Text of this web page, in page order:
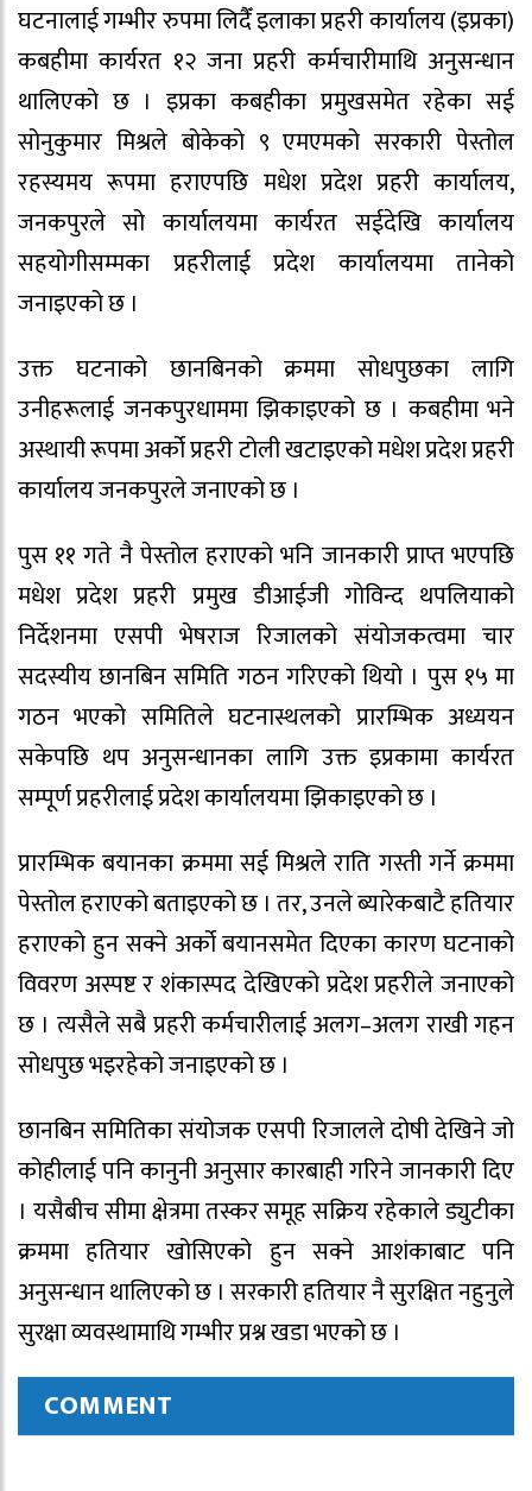
घटनालाई गम्भीर रुपमा लिदैँ इलाका प्रहरी कार्यालय (इप्रका)
कबहीमा कार्यरत १२ जना प्रहरी कर्मचारीमाथि अनुसन्धान
थालिएको छ । इप्रका कबहीका प्रमुखसमेत रहेका सई
सोनुकुमार मिश्रले बोकेको ९ एमएमको सरकारी पेस्तोल
रहस्यमय रूपमा हराएपछि मधेश प्रदेश प्रहरी कार्यालय,
जनकपुरले सो कार्यालयमा कार्यरत सईदेखि कार्यालय
सहयोगीसम्मका प्रहरीलाई प्रदेश कार्यालयमा तानेको
जनाइएको छ ।
उक्त घटनाको छानबिनको क्रममा सोधपुछका लागि
उनीहरूलाई जनकपुरधाममा झिकाइएको छ । कबहीमा भने
अस्थायी रूपमा अर्को प्रहरी टोली खटाइएको मधेश प्रदेश प्रहरी
कार्यालय जनकपुरले जनाएको छ ।
पुस ११ गते नै पेस्तोल हराएको भनि जानकारी प्राप्त भएपछि
मधेश प्रदेश प्रहरी प्रमुख डीआईजी गोविन्द थपलियाको
निर्देशनमा एसपी भेषराज रिजालको संयोजकत्वमा चार
सदस्यीय छानबिन समिति गठन गरिएको थियो । पुस १५ मा
गठन भएको समितिले घटनास्थलको प्रारम्भिक अध्ययन
सकेपछि थप अनुसन्धानका लागि उक्त इप्रकामा कार्यरत
सम्पूर्ण प्रहरीलाई प्रदेश कार्यालयमा झिकाइएको छ ।
प्रारम्भिक बयानका क्रममा सई मिश्रले राति गस्ती गर्ने क्रममा
पेस्तोल हराएको बताइएको छ । तर, उनले ब्यारेकबाटै हतियार
हराएको हुन सक्ने अर्को बयानसमेत दिएका कारण घटनाको
विवरण अस्पष्ट र शंकास्पद देखिएको प्रदेश प्रहरीले जनाएको
छ । त्यसैले सबै प्रहरी कर्मचारीलाई अलग–अलग राखी गहन
सोधपुछ भइरहेको जनाइएको छ ।
छानबिन समितिका संयोजक एसपी रिजालले दोषी देखिने जो
कोहीलाई पनि कानुनी अनुसार कारबाही गरिने जानकारी दिए
। यसैबीच सीमा क्षेत्रमा तस्कर समूह सक्रिय रहेकाले ड्युटीका
क्रममा हतियार खोसिएको हुन सक्ने आशंकाबाट पनि
अनुसन्धान थालिएको छ । सरकारी हतियार नै सुरक्षित नहुनुले
सुरक्षा व्यवस्थामाथि गम्भीर प्रश्न खडा भएको छ ।
COMMENT